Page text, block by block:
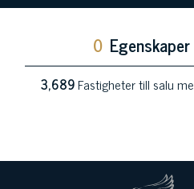
0 Egenskaper
3,689Fastigheter till salu